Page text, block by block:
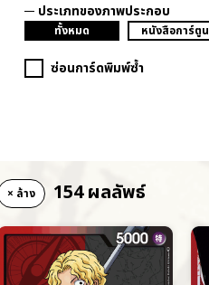
ประเภทของภาพประกอบ
ทั้งหมด หนังสือการ์ตูน
ซ่อนการ์ดพิมพ์ซ้ำ
× ล้าง 154 ผลลัพธ์